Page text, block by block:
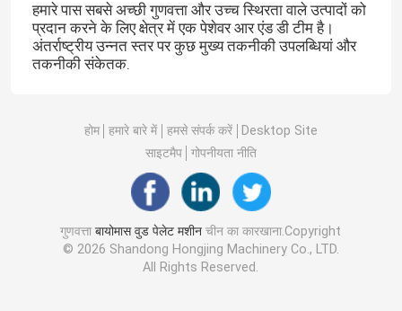
हमारे पास सबसे अच्छी गुणवत्ता और उच्च स्थिरता वाले उत्पादों को
प्रदान करने के लिए क्षेत्र में एक पेशेवर आर एंड डी टीम है।
अंतर्राष्ट्रीय उन्नत स्तर पर कुछ मुख्य तकनीकी उपलब्धियां और
तकनीकी संकेतक.
होम हमारे बारे में हमसे संपर्क करें
Desktop Site
साइटमैप
गोपनीयता नीति
गुणवत्ताबायोमास वुड पेलेट मशीन चीन का कारखाना.Copyright
© 2026 Shandong Hongjing Machinery Co., LTD.
All Rights Reserved.